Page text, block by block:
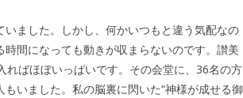
ました。しかし、何かいつもと違う気配なの
間になっても動きが収まらないのです。讃美
ばほぼいっぱいです。その会堂に、36名の方
いました。私の脳裏に閃いた“神様が成せる御